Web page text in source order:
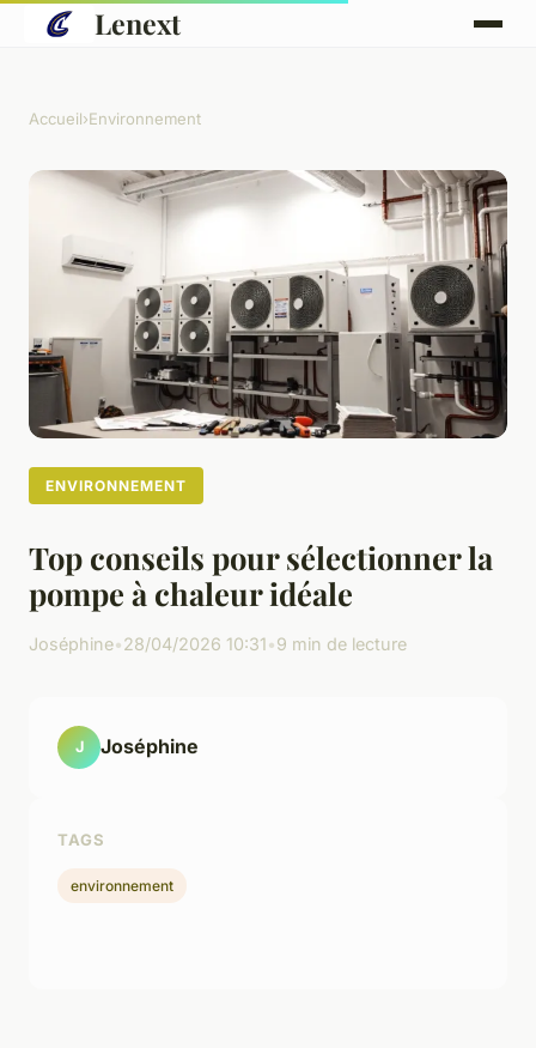
Lenext
Accueil›Environnement
ENVIRONNEMENT
Top conseils pour sélectionner la
pompe à chaleur idéale
Joséphine•28/04/2026 10:31•9 min de lecture
J Joséphine
TAGS
environnement